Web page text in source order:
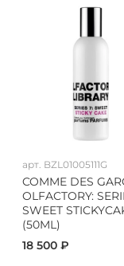
арт. BZL01005111G
COMME DES
OLFACTORY:
SWEET
(50ML)
18 500 ₽